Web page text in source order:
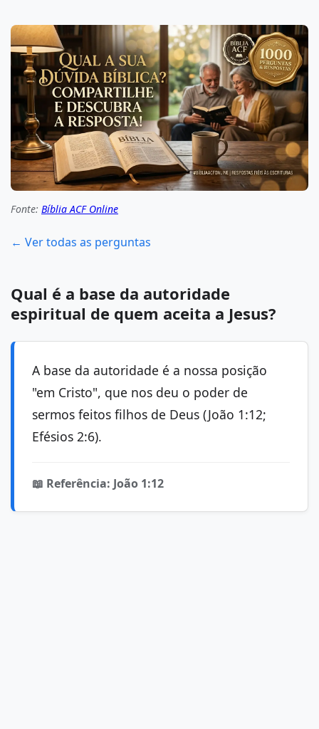
Fonte: Bíblia ACF Online
← Ver todas as perguntas
Qual é a base da autoridade
espiritual de quem aceita a Jesus?
A base da autoridade é a nossa posição
"em Cristo", que nos deu o poder de
sermos feitos filhos de Deus (João 1:12;
Efésios 2:6).
📖 Referência: João 1:12